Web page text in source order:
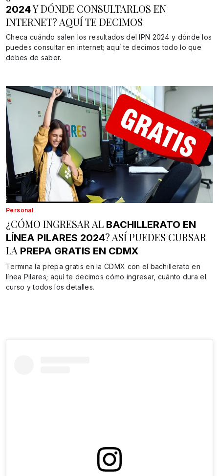
2024Y DÓNDE CONSULTARLOS EN
INTERNET? AQUÍ TE DECIMOS
Checa cuándo salen los resultados del IPN 2024 y dónde los
puedes consultar en internet; aquí te decimos todo lo que
debes de saber.
Personal
¿CÓMO INGRESAR AL BACHILLERATO EN
LÍNEA PILARES 2024? ASÍ PUEDES CURSAR
LA PREPA GRATIS EN CDMX
Termina la prepa gratis en la CDMX con el bachillerato en
línea Pilares; aquí te decimos cómo ingresar, cuánto dura el
curso y todos los detalles.